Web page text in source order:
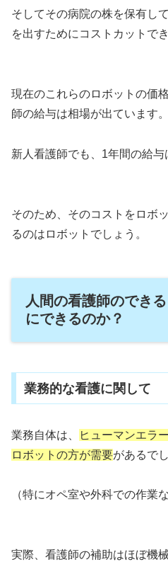
そしてその病院の株を保有し
を出すためにコストカットで
現在のこれらのロボットの価
師の給与は相場が出ています。
新人看護師でも、1年間の給与
そのため、そのコストをロボ
るのはロボットでしょう。
人間の看護師のでき
にできるのか？
業務的な看護に関して
業務自体は、
ヒューマンエラ
ロボットの方が需要があるで
（特にオペ室や外科での作業な
実際、看護師の補助はほぼ機